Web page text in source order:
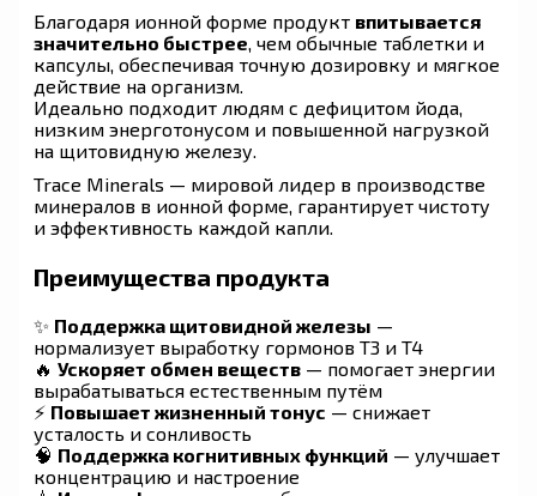
Благодаря ионной форме продукт впитывается
значительно быстрее , чем обычные таблетки и
капсулы, обеспечивая точную дозировку и мягкое
действие на организм.
Идеально подходит людям с дефицитом йода,
низким энерготонусом и повышенной нагрузкой
на щитовидную железу.
Trace Minerals — мировой лидер в производстве
минералов в ионной форме, гарантирует чистоту
и эффективность каждой капли.
Преимущества продукта
✨ Поддержка щитовидной железы —
нормализует выработку гормонов T3 и T4
🔥 Ускоряет обмен веществ — помогает энергии
вырабатываться естественным путём
⚡ Повышает жизненный тонус — снижает
усталость и сонливость
🧠 Поддержка когнитивных функций — улучшает
концентрацию и настроение